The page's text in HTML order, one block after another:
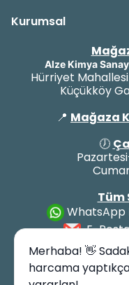
Kurumsal
Alze Kimya
Hürriyet
Küçükköy
📍 Mağaza
🕖
Tüm
WhatsApp
E-
Merhaba! 👋
harcama